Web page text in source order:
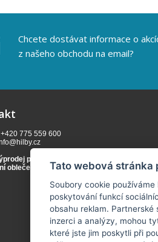
Chcete dostávat informace o
z našeho obchodu na email?
775 559 600
pánská a dámská obuv,
oblečení,
boty pro volný čas.
Tato webová stránka
Soubory cookie
poskytování funkcí
obsahu reklam.
inzerci a analýzy, mohou
které jste jim poskytli při